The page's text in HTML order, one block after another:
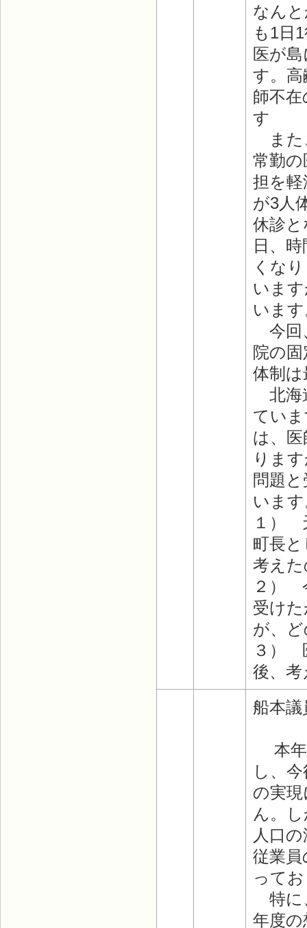
なん
も1日
医が
す。
師不
す
また
常勤
担を
が3人
休診
日、
くな
いま
いま
今回
院の
体制
北海
てい
は、
りま
問題
いま
１）
町長
考え
２）
受け
が、
３）
後、
船本
本年
し、
の実
ん。
人口
従業
って
特に
年度